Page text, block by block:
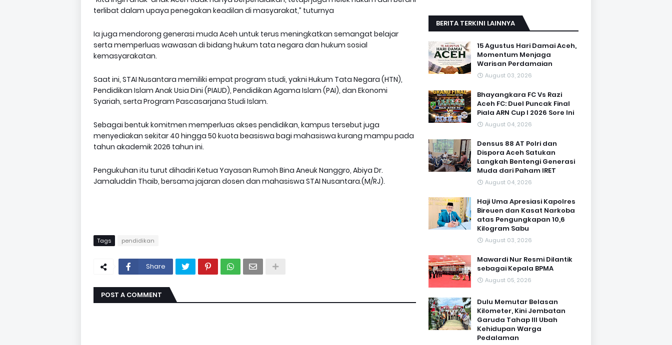
terlibat dalam upaya penegakan keadilan di masyarakat,” tuturnya
‎Ia juga mendorong generasi muda Aceh untuk terus meningkatkan semangat belajar
serta memperluas wawasan di bidang hukum tata negara dan hukum sosial
kemasyarakatan.
‎Saat ini, STAI Nusantara memiliki empat program studi, yakni Hukum Tata Negara (HTN),
Pendidikan Islam Anak Usia Dini (PIAUD), Pendidikan Agama Islam (PAI), dan Ekonomi
Syariah, serta Program Pascasarjana Studi Islam.
‎Sebagai bentuk komitmen memperluas akses pendidikan, kampus tersebut juga
menyediakan sekitar 40 hingga 50 kuota beasiswa bagi mahasiswa kurang mampu pada
tahun akademik 2026 tahun ini.
‎Pengukuhan itu turut dihadiri Ketua Yayasan Rumoh Bina Aneuk Nanggro, Abiya Dr.
Jamaluddin Thaib, bersama jajaran dosen dan mahasiswa STAI Nusantara.(M/RJ).
Tags pendidikan
Share
POST A COMMENT
BERITA TERKINI LAINNYA
15 Agustus Hari Damai Aceh,
Momentum Menjaga
Warisan Perdamaian
August 03, 2026
Bhayangkara FC Vs Razi
Aceh FC: Duel Puncak Final
Piala ARN Cup I 2026 Sore Ini
August 04, 2026
Densus 88 AT Polri dan
Dispora Aceh Satukan
Langkah Bentengi Generasi
Muda dari Paham IRET
August 04, 2026
Haji Uma Apresiasi Kapolres
Bireuen dan Kasat Narkoba
atas Pengungkapan 10,6
Kilogram Sabu
August 03, 2026
Mawardi Nur Resmi Dilantik
sebagai Kepala BPMA
August 05, 2026
Dulu Memutar Belasan
Kilometer, Kini Jembatan
Garuda Tahap III Ubah
Kehidupan Warga
Pedalaman ‎